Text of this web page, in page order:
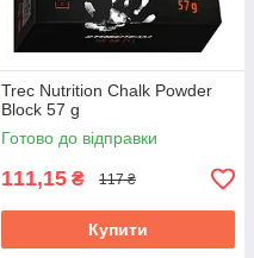
Trec Nutrition Chalk Powder
Block 57 g
Готово до відправки
111,15 ₴ 117 ₴
Купити